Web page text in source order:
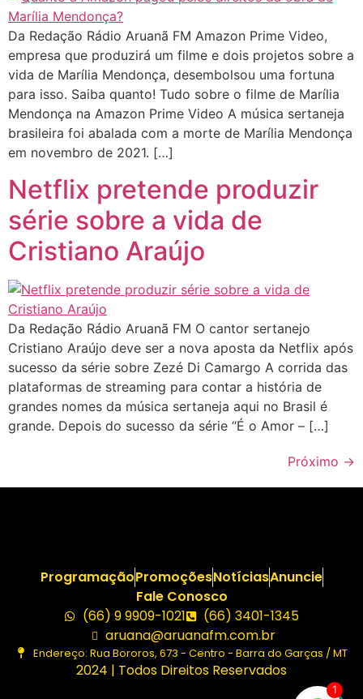
Da Redação Rádio Aruanã FM Amazon Prime Video,
empresa que produzirá um filme e dois projetos sobre a
vida de Marília Mendonça, desembolsou uma fortuna
para isso. Saiba quanto! Tudo sobre o filme de Marília
Mendonça na Amazon Prime Video A música sertaneja
brasileira foi abalada com a morte de Marília Mendonça
em novembro de 2021. […]
Netflix pretende produzir
série sobre a vida de
Cristiano Araújo
Da Redação Rádio Aruanã FM O cantor sertanejo
Cristiano Araújo deve ser a nova aposta da Netflix após
sucesso da série sobre Zezé Di Camargo A corrida das
plataformas de streaming para contar a história de
grandes nomes da música sertaneja aqui no Brasil é
grande. Depois do sucesso da série “É o Amor – […]
Próximo →
ProgramaçãoPromoçõesNotíciasAnuncie
Fale Conosco
(66) 9 9909-1021
(66) 3401-1345
aruana@aruanafm.com.br
Endereço: Rua Bororos, 673 - Centro - Barra do Garças / MT
2024 | Todos Direitos Reservados
1